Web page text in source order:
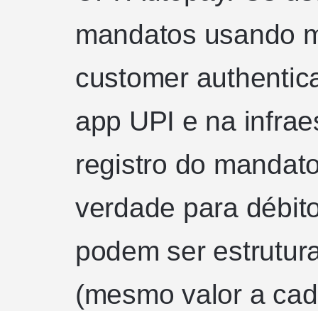
mandatos usando
customer
app UPI e na
registro do
verdade para
podem ser
(mesmo valor a